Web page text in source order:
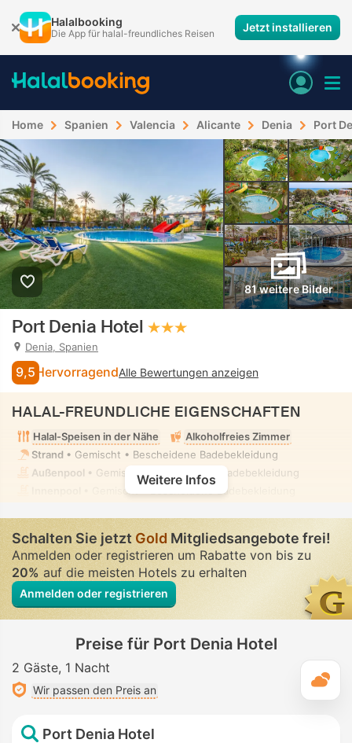
Halalbooking
Die App für halal-freundliches Reisen Jetzt installieren
Home Spanien Valencia Alicante Denia Port
81 weitere Bilder
Port Denia Hotel
Denia, Spanien
9,5 HervorragendAlle Bewertungen anzeigen
HALAL-FREUNDLICHE EIGENSCHAFTEN
Halal-Speisen in der Nähe
Alkoholfreies Zimmer
Strand • Gemischt • Bescheidene Badebekleidung
Außenpool • Gemischt • Bescheidene Badebekleidung
• Gemischt • Bescheidene Badebekleidung
Weitere Infos
Schalten Sie jetztGold Mitgliedsangebote frei!
Anmelden oder registrieren um Rabatte von bis zu
20%auf die meisten Hotels zu erhalten
Anmelden oder registrieren
Preise für Port Denia Hotel
2 Gäste 1 Nacht
Wir passen den Preis an
Port Denia Hotel